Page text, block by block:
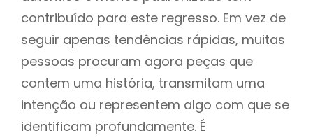
contribuído para este regresso. Em vez de
seguir apenas tendências rápidas, muitas
pessoas procuram agora peças que
contem uma história, transmitam uma
intenção ou representem algo com que se
identificam profundamente. É